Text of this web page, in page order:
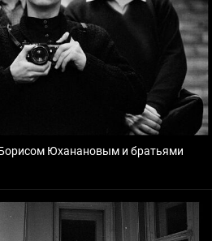
Борисом Юханановым и братьями